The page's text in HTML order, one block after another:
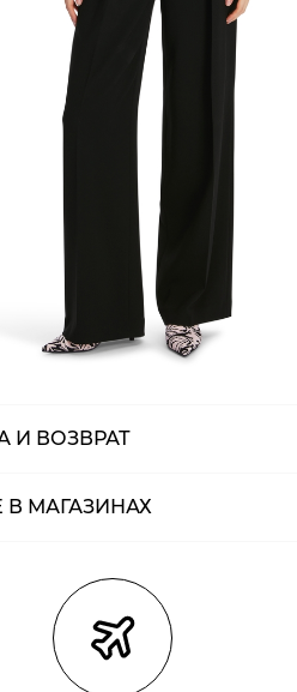
И ВОЗВРАТ
доставка СДЭК
из пункта выдачи СДЭК
из наших магазинов
МАГАЗИНАХ